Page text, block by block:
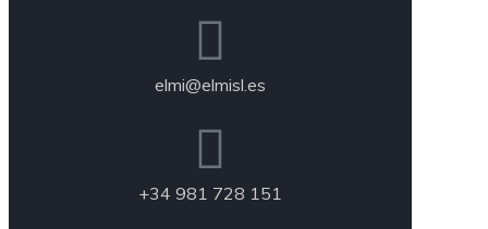
elmi@elmisl.es
+34 981 728 151